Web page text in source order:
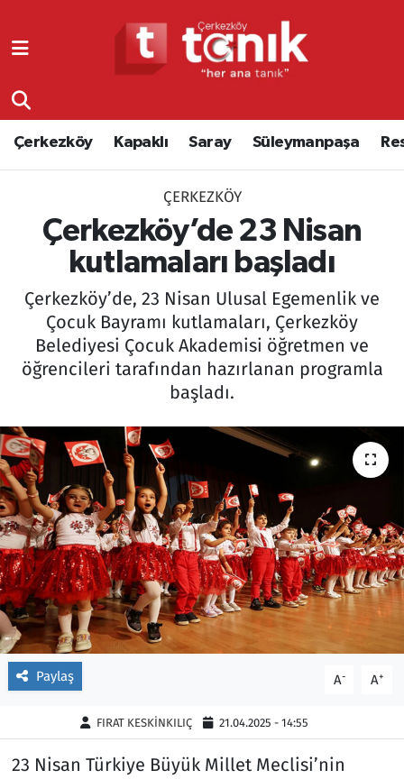
Çerkezköy Kapaklı Saray Süleymanpaşa
ÇERKEZKÖY
Çerkezköy’de 23 Nisan
kutlamaları başladı
Çerkezköy’de, 23 Nisan Ulusal Egemenlik ve
Çocuk Bayramı kutlamaları, Çerkezköy
Belediyesi Çocuk Akademisi öğretmen ve
öğrencileri tarafından hazırlanan programla
başladı.
Paylaş A- A+
FIRAT KESKİNKILIÇ 21.04.2025 - 14:55
23 Nisan Türkiye Büyük Millet Meclisi’nin
Resmi Reklamlar
Tekirdağ
Asayiş
Ekonomi
Siyaset
Foto Galeri
Video
Yazarlar
Ara
Eğitim
Ekonomi
Ergene
Gündem
Kapaklı
Kırklareli
Kültür Sanat
Malkara
Marmaraereğlisi
Sağlık
Saray
Tekirdağ Nöbetçi Eczaneler
Tekirdağ Trafik Yoğunluk Haritası
Süper Lig Puan Durumu ve Fikstür
Tüm Manşetler
Son Dakika Haberleri